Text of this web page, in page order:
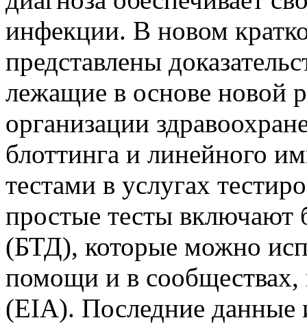
инфекции. В новом
представлены
лежащие в основе новой
организации
блоттинга и линейного
тестами в услугах
простые тесты включают
(БТД), которые можно
помощи и в
(EIA). Последние данные